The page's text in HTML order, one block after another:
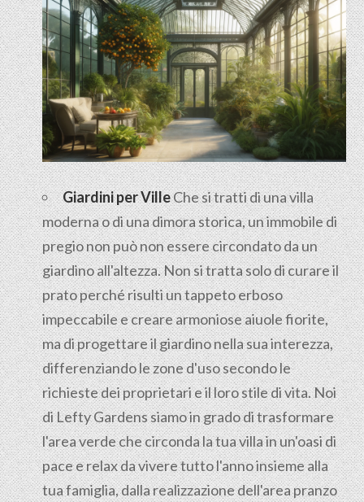
Giardini per VilleChe si tratti di una villa
moderna o di una dimora storica, un immobile di
pregio non può non essere circondato da un
giardino all'altezza. Non si tratta solo di curare il
prato perché risulti un tappeto erboso
impeccabile e creare armoniose aiuole fiorite,
ma di progettare il giardino nella sua interezza,
differenziando le zone d'uso secondo le
richieste dei proprietari e il loro stile di vita. Noi
di Lefty Gardens siamo in grado di trasformare
l'area verde che circonda la tua villa in un'oasi di
pace e relax da vivere tutto l'anno insieme alla
tua famiglia, dalla realizzazione dell'area pranzo